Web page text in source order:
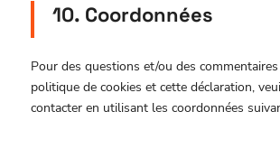
10. Coordonnées
Pour des questions et/ou des
politique de cookies et cette déclaration,
contacter en utilisant les coordonnées